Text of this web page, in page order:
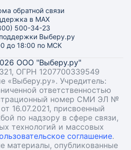
обратной связи
в MAX
500-34-23
Выберу.ру
до 18:00 по МСК
ООО "Выберу.ру"
ОГРН 1207700339549
«Выберу.ру». Учредитель:
ответственностью
номер СМИ ЭЛ №
16.07.2021, присвоенный
по надзору в сфере связи,
технологий и массовых
соглашение.
материалы, опубликованные